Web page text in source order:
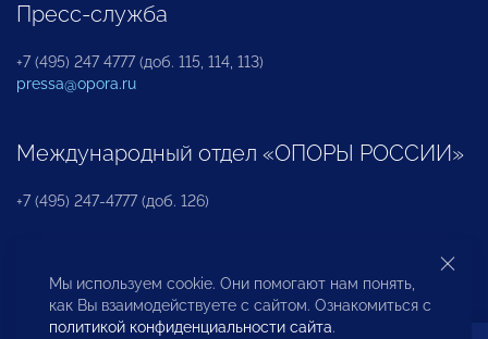
Пресс-служба
+7 (495) 247 4777 (доб. 115, 114, 113)
pressa@opora.ru
Международный отдел «ОПОРЫ РОССИИ»
+7 (495) 247-4777 (доб. 126)
Бюро по защите прав предпринимателей и
инвесторов
Мы используем cookie. Они помогают нам понять,
как Вы взаимодействуете с сайтом. Ознакомиться с
политикой конфиденциальности сайта.